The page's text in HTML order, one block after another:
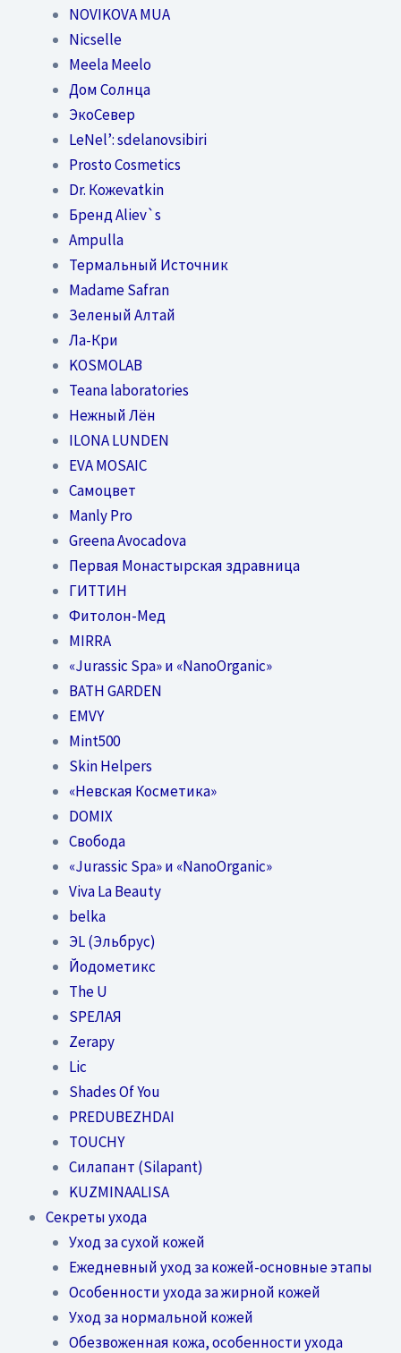
NOVIKOVA MUA
Nicselle
Meela Meelo
Дом Солнца
ЭкоСевер
LeNel’: sdelanovsibiri
Prosto Cosmetics
Dr. Кожеvatkin
Бренд Aliev`s
Ampulla
Термальный Источник
Madame Safran
Зеленый Алтай
Ла-Кри
KOSMOLAB
Teana laboratories
Нежный Лён
ILONA LUNDEN
EVA MOSAIC
Самоцвет
Manly Pro
Greena Avocadova
Первая Монастырская здравница
ГИТТИН
Фитолон-Мед
MIRRA
«Jurassic Spa» и «NanoOrganic»
BATH GARDEN
EMVY
Mint500
Skin Helpers
«Невская Косметика»
DOMIX
Свобода
«Jurassic Spa» и «NanoOrganic»
Viva La Beauty
belka
ЭL (Эльбрус)
Йодометикс
The U
SPEЛАЯ
Zerapy
Lic
Shades Of You
PREDUBEZHDAI
TOUCHY
Силапант (Silapant)
KUZMINAALISA
Секреты ухода
Уход за сухой кожей
Ежедневный уход за кожей-основные этапы
Особенности ухода за жирной кожей
Уход за нормальной кожей
Обезвоженная кожа, особенности ухода